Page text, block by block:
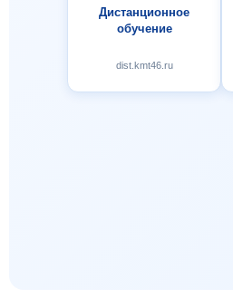
Дистанционное
обучение
dist.kmt46.ru